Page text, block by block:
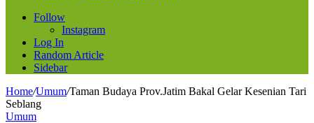
Follow
Instagram
Log In
Random Article
Sidebar
Home/Umum/Taman Budaya Prov.Jatim Bakal Gelar Kesenian Tari
Seblang
Umum